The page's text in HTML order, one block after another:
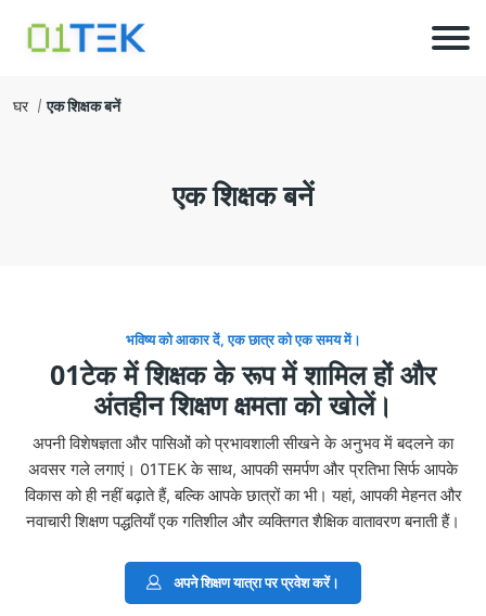
घर एक शिक्षक बनें
एक शिक्षक बनें
भविष्य को आकार दें, एक छात्र को एक समय में।
01टेक में शिक्षक के रूप में शामिल हों और
अंतहीन शिक्षण क्षमता को खोलें।
अपनी विशेषज्ञता और पासिओं को प्रभावशाली सीखने के अनुभव में बदलने का
अवसर गले लगाएं। 01TEK के साथ, आपकी समर्पण और प्रतिभा सिर्फ आपके
विकास को ही नहीं बढ़ाते हैं, बल्कि आपके छात्रों का भी। यहां, आपकी मेहनत और
नवाचारी शिक्षण पद्धतियाँ एक गतिशील और व्यक्तिगत शैक्षिक वातावरण बनाती हैं।
अपने शिक्षण यात्रा पर प्रवेश करें।